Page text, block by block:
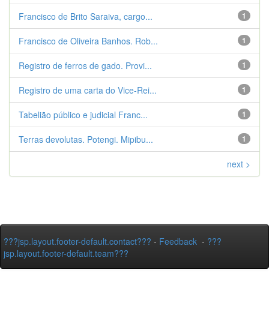
1
Francisco de Brito Saraiva, cargo...
1
Francisco de Oliveira Banhos. Rob...
1
Registro de ferros de gado. Provi...
1
Registro de uma carta do Vice-Rei...
1
Tabelião público e judicial Franc...
1
Terras devolutas. Potengi. Mipibu...
next >
???jsp.layout.footer-default.contact??? - Feedback - ???
jsp.layout.footer-default.team???